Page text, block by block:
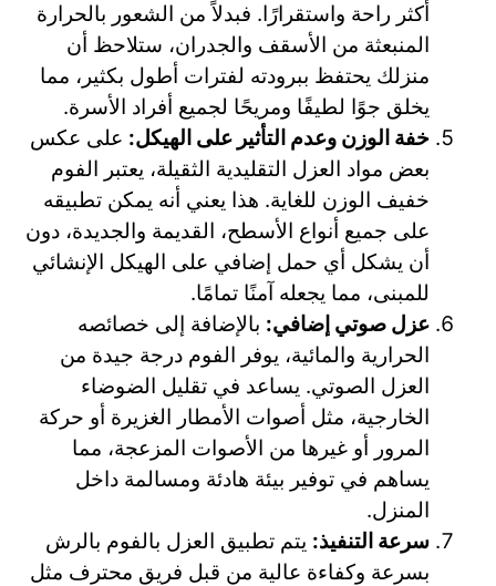
أكثر راحة واستقرارًا. فبدلاً من الشعور بالحرارة
المنبعثة من الأسقف والجدران، ستلاحظ أن
منزلك يحتفظ ببرودته لفترات أطول بكثير، مما
يخلق جوًا لطيفًا ومريحًا لجميع أفراد الأسرة.
خفة الوزن وعدم التأثير على الهيكل: على عكس
بعض مواد العزل التقليدية الثقيلة، يعتبر الفوم
خفيف الوزن للغاية. هذا يعني أنه يمكن تطبيقه
على جميع أنواع الأسطح، القديمة والجديدة، دون
أن يشكل أي حمل إضافي على الهيكل الإنشائي
للمبنى، مما يجعله آمنًا تمامًا.
عزل صوتي إضافي: بالإضافة إلى خصائصه
الحرارية والمائية، يوفر الفوم درجة جيدة من
العزل الصوتي. يساعد في تقليل الضوضاء
الخارجية، مثل أصوات الأمطار الغزيرة أو حركة
المرور أو غيرها من الأصوات المزعجة، مما
يساهم في توفير بيئة هادئة ومسالمة داخل
المنزل.
سرعة التنفيذ: يتم تطبيق العزل بالفوم بالرش
بسرعة وكفاءة عالية من قبل فريق محترف مثل